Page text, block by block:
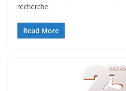
recherche
Read More